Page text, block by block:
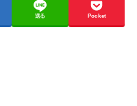
送る Pocket